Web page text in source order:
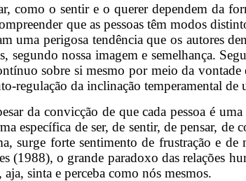
como o sentir e o querer dependem da
que as pessoas têm modos
uma perigosa tendência que os autores
segundo nossa imagem e semelhança.
sobre si mesmo por meio da
regulação da inclinação temperamental
da convicção de que cada pessoa é
específica de ser, de sentir, de pensar,
surge forte sentimento de frustração e
(1988), o grande paradoxo das relações
aja, sinta e perceba como nós mesmos.